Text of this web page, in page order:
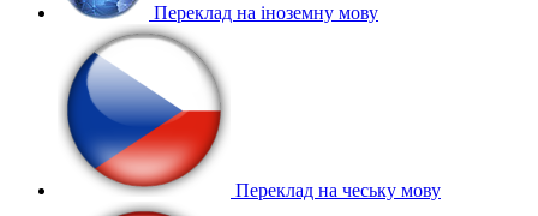
Переклад на іноземну мову
Переклад на чеську мову